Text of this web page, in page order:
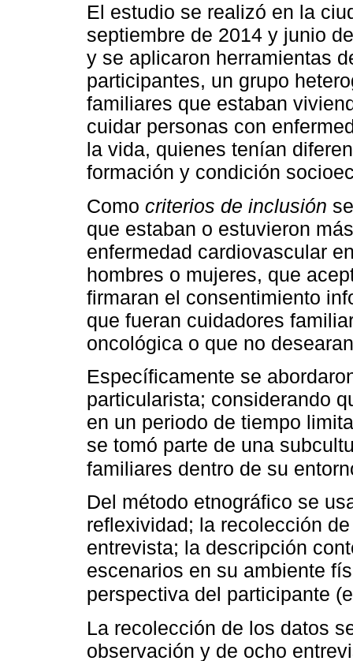
El estudio se realizó en la
septiembre de 2014 y junio
y se aplicaron herramientas
participantes, un grupo
familiares que estaban
cuidar personas con
la vida, quienes tenían
formación y condición
Como criterios de inclusión
que estaban o estuvieron
enfermedad cardiovascular
hombres o mujeres, que
firmaran el consentimiento
que fueran cuidadores
oncológica o que no
Específicamente se
particularista; considerando
en un periodo de tiempo
se tomó parte de una
familiares dentro de su
Del método etnográfico se
reflexividad; la recolección
entrevista; la descripción
escenarios en su ambiente
perspectiva del participante
La recolección de los datos
observación y de ocho